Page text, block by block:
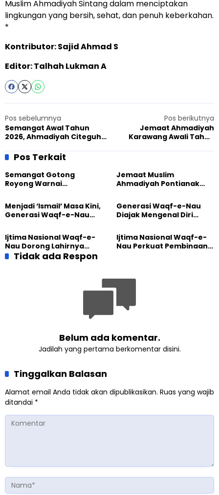
Muslim Ahmadiyah Sintang dalam menciptakan
lingkungan yang bersih, sehat, dan penuh keberkahan.
*
Kontributor: Sajid Ahmad S
Editor: Talhah Lukman A
Pos sebelumnya
Semangat Awal Tahun
2026, Ahmadiyah Citeguh
Pembinaan Generasi
Pos berikutnya
Jemaat Ahmadiyah
Karawang Awali Tahun
Tahajud dan Bersih-Bersih
Pos Terkait
Semangat Gotong
Royong Warnai
Masjid di Jemaat
Ahmadiyah Sukapura
Jemaat Muslim
Ahmadiyah Pontianak
Perkuat Kolaborasi Sosial
Menjadi ‘Ismail’ Masa Kini,
Generasi Waqf-e-Nau
Pengabdian
Generasi Waqf-e-Nau
Diajak Mengenal Diri
Dunia
Ijtima Nasional Waqf-e-
Nau Dorong Lahirnya
Generasi Pengkhidmat
Ijtima Nasional Waqf-e-
Nau Perkuat Pembinaan
Tidak ada Respon
Belum ada komentar.
Jadilah yang pertama berkomentar disini.
Tinggalkan Balasan
Alamat email Anda tidak akan dipublikasikan. Ruas yang wajib
ditandai *